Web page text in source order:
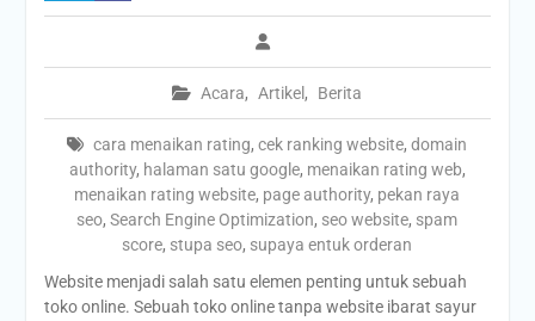
Acara, Artikel , Berita
cara menaikan rating,cek ranking website,domain
authority, halaman satu google, menaikan rating web,
menaikan rating website, page authority, pekan raya
seo,Search Engine Optimization, seo website, spam
score, stupa seo, supaya entuk orderan
Website menjadi salah satu elemen penting untuk sebuah
toko online. Sebuah toko online tanpa website ibarat sayur